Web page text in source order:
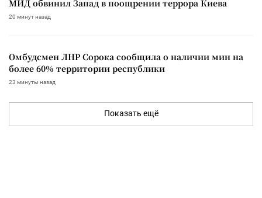
МИД обвинил Запад в поощрении террора Киева
20 минут назад
Омбудсмен ЛНР Сорока сообщила о наличии мин на
более 60% территории республики
23 минуты назад
Показать ещё